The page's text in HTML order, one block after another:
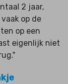
2 jaar,
op de
op een
eigenlijk niet